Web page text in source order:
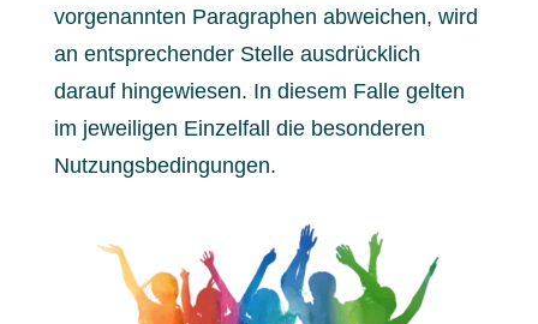
vorgenannten Paragraphen abweichen, wird
an entsprechender Stelle ausdrücklich
darauf hingewiesen. In diesem Falle gelten
im jeweiligen Einzelfall die besonderen
Nutzungsbedingungen.